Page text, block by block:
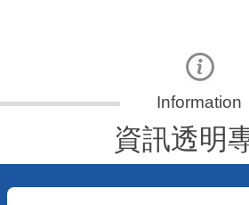
資訊透明